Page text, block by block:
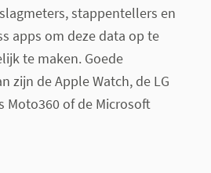
stappentellers en
apps om deze data op te
te maken. Goede
zijn de Apple Watch, de LG
Moto360 of de Microsoft